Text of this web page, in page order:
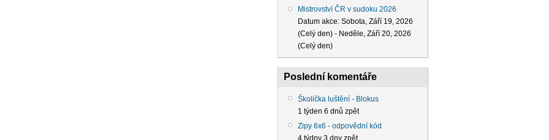
Mistrovství ČR v sudoku 2026
Datum akce: Sobota, Září 19, 2026
(Celý den) - Neděle, Září 20, 2026
(Celý den)
Poslední komentáře
Školička luštění - Blokus
1 týden 6 dnů zpět
Zipy 6x6 - odpovědní kód
4 týdny 3 dny zpět